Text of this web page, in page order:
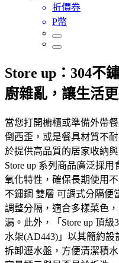
折價券
P幣
Store up：304不
廚雜亂，讓生活
當您打開櫥櫃或準備外帶
倒西歪，或是餐具材質不
於提供高品質的居家收納
Store up 系列商品廣泛採
氧化特性，確保長期使用
不鏽鋼 雙層 可調式分隔便
調整分隔，適合多樣菜色
漏。此外，「Store up 頂
水架(AD443)」以其簡約
拆卸瀝水盤，方便清潔積